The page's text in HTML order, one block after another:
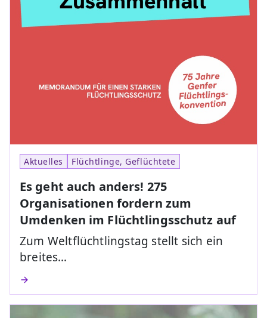
Aktuelles Flüchtlinge, Geflüchtete
Es geht auch anders! 275
Organisationen fordern zum
Umdenken im Flüchtlingsschutz auf
Zum Weltflüchtlingstag stellt sich ein
breites…